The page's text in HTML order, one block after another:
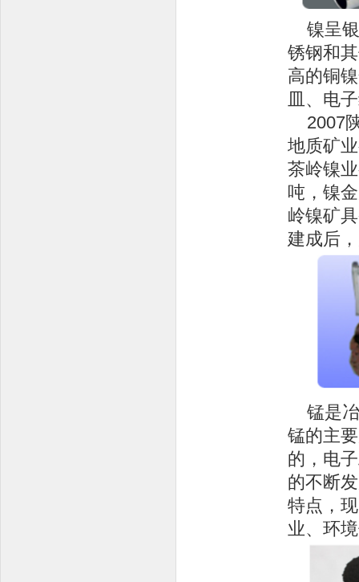
镍呈
锈钢和
高的铜
皿、电
2007
地质矿
茶岭镍
吨，镍
岭镍矿
建成后
锰是
锰的主
的，电
的不断
特点，
业、环